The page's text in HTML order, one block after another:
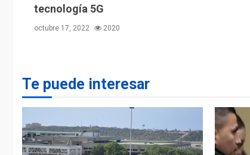
tecnología 5G
octubre 17, 2022 2020
Te puede interesar